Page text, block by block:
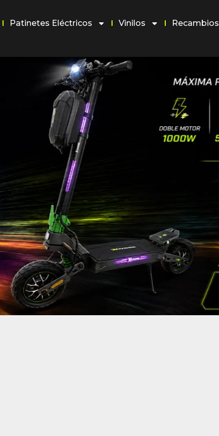
Patinetes Eléctricos Vinilos Recambios